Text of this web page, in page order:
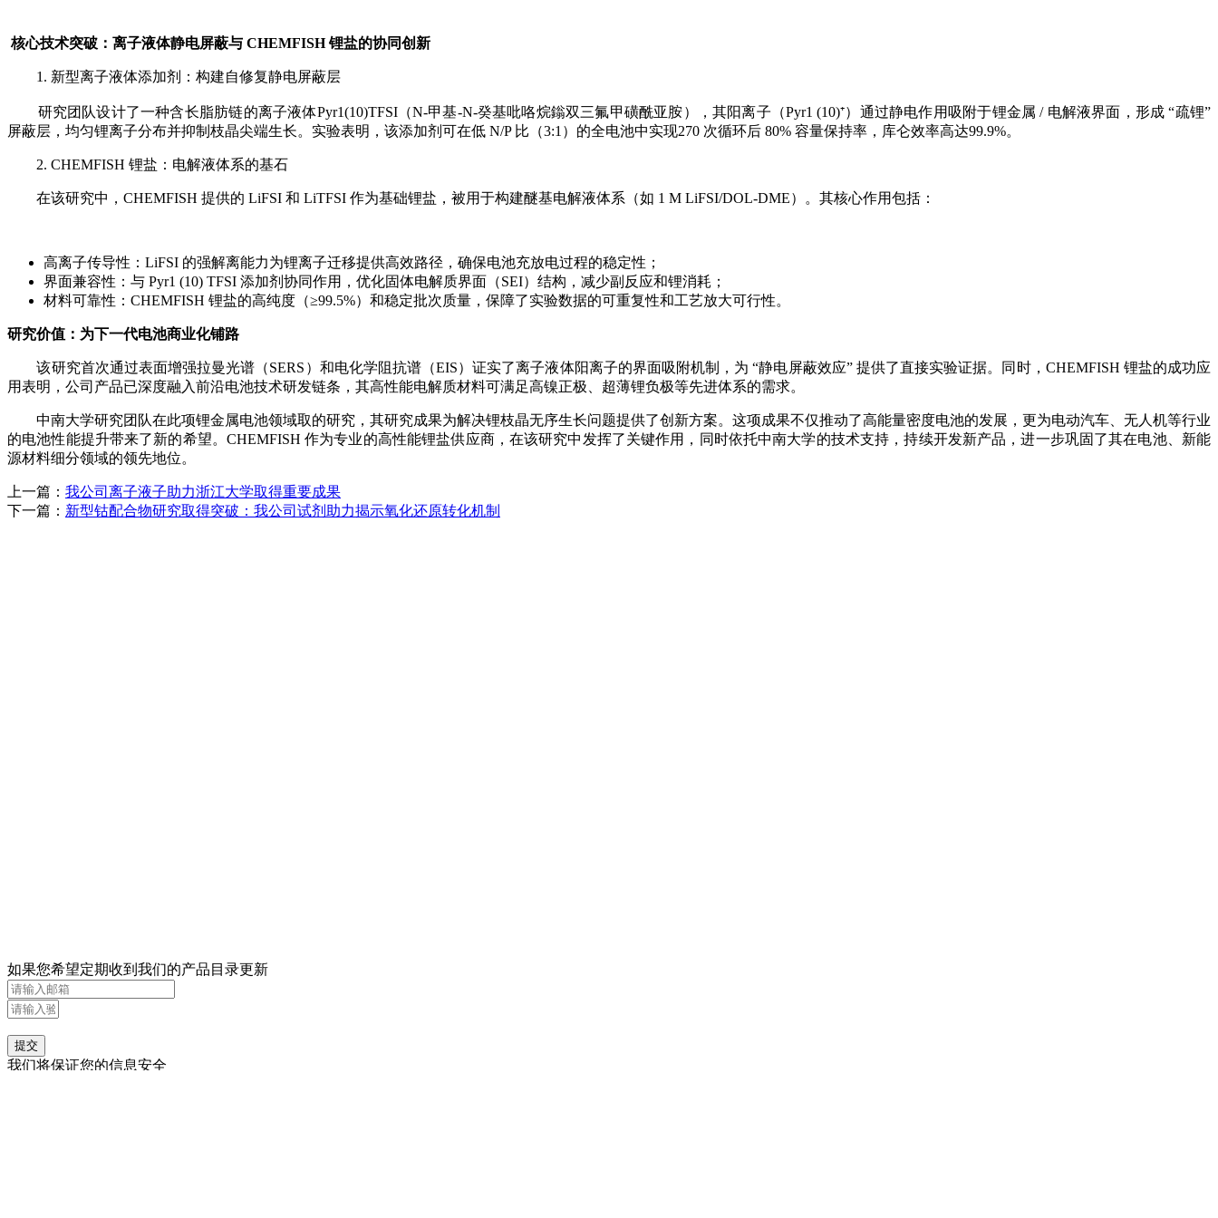
核心技术突破：离子液体静电屏蔽与 CHEMFISH 锂盐的协同创新
1. 新型离子液体添加剂：构建自修复静电屏蔽层
研究团队设计了一种含长脂肪链的离子液体Pyr1(10)TFSI（N-甲基-N-癸基吡咯烷鎓双三氟甲磺酰亚胺），其阳离子（Pyr1 (10)⁺）通过静电作用吸附于锂金属 / 电解液界面，形成 “疏锂”
屏蔽层，均匀锂离子分布并抑制枝晶尖端生长。实验表明，该添加剂可在低 N/P 比（3:1）的全电池中实现270 次循环后 80% 容量保持率，库仑效率高达99.9%。
2. CHEMFISH 锂盐：电解液体系的基石
在该研究中，CHEMFISH 提供的 LiFSI 和 LiTFSI 作为基础锂盐，被用于构建醚基电解液体系（如 1 M LiFSI/DOL-DME）。其核心作用包括：
高离子传导性：LiFSI 的强解离能力为锂离子迁移提供高效路径，确保电池充放电过程的稳定性；
界面兼容性：与 Pyr1 (10) TFSI 添加剂协同作用，优化固体电解质界面（SEI）结构，减少副反应和锂消耗；
材料可靠性：CHEMFISH 锂盐的高纯度（≥99.5%）和稳定批次质量，保障了实验数据的可重复性和工艺放大可行性。
研究价值：为下一代电池商业化铺路
该研究首次通过表面增强拉曼光谱（SERS）和电化学阻抗谱（EIS）证实了离子液体阳离子的界面吸附机制，为 “静电屏蔽效应” 提供了直接实验证据。同时，CHEMFISH 锂盐的成功应
用表明，公司产品已深度融入前沿电池技术研发链条，其高性能电解质材料可满足高镍正极、超薄锂负极等先进体系的需求。
中南大学研究团队在此项锂金属电池领域取的研究，其研究成果为解决锂枝晶无序生长问题提供了创新方案。这项成果不仅推动了高能量密度电池的发展，更为电动汽车、无人机等行业
的电池性能提升带来了新的希望。CHEMFISH 作为专业的高性能锂盐供应商，在该研究中发挥了关键作用，同时依托中南大学的技术支持，持续开发新产品，进一步巩固了其在电池、新能
源材料细分领域的领先地位。
上一篇： 我公司离子液子助力浙江大学取得重要成果
下一篇： 新型钴配合物研究取得突破：我公司试剂助力揭示氧化还原转化机制
如果您希望定期收到我们的产品目录更新
提交
我们将保证您的信息安全